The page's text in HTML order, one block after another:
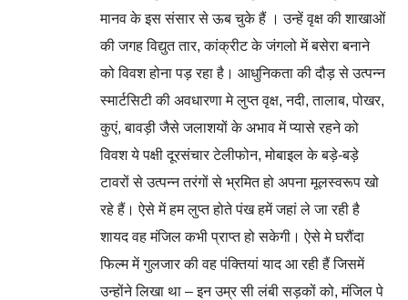
मानव के इस संसार से ऊब चुके हैं । उन्हें वृक्ष की शाखाओं
की जगह विद्युत तार, कांक्रीट के जंगलो में बसेरा बनाने
को विवश होना पड़ रहा है। आधुनिकता की दौड़ से उत्पन्न
स्मार्टसिटी की अवधारणा मे लुप्त वृक्ष, नदी, तालाब, पोखर,
कुएं, बावड़ी जैसे जलाशयों के अभाव में प्यासे रहने को
विवश ये पक्षी दूरसंचार टेलीफोन, मोबाइल के बड़े-बड़े
टावरों से उत्पन्न तरंगों से भ्रमित हो अपना मूलस्वरूप खो
रहे हैं। ऐसे में हम लुप्त होते पंख हमें जहां ले जा रही है
शायद वह मंजिल कभी प्राप्त हो सकेगी। ऐसे मे घरौंदा
फिल्म में गुलजार की वह पंक्तियां याद आ रही हैं जिसमें
उन्होंने लिखा था – इन उम्र सी लंबी सड़कों को, मंजिल पे